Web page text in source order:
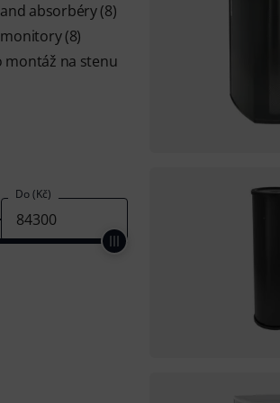
absorbéry(8)
(8)
montáž na stenu
Do (Kč)